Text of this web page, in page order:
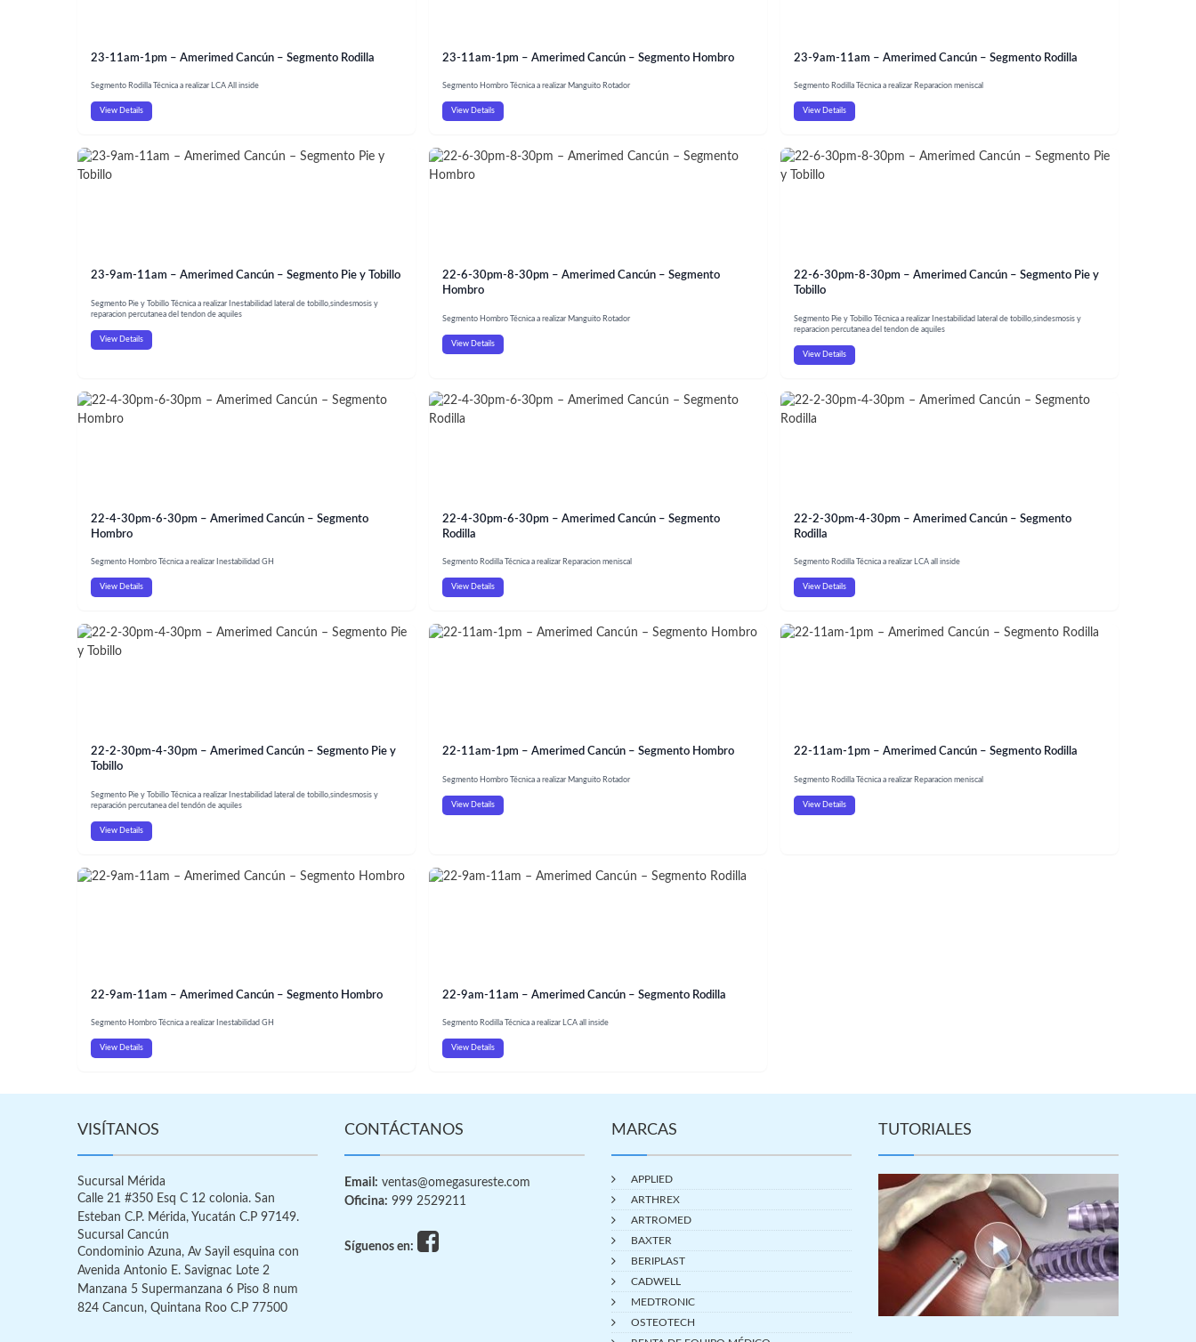
23-11am-1pm – Amerimed Cancún – Segmento Rodilla
Segmento Rodilla Técnica a realizar LCA All inside
View Details
23-11am-1pm – Amerimed Cancún – Segmento Hombro
Segmento Hombro Técnica a realizar Manguito Rotador
View Details
23-9am-11am – Amerimed Cancún – Segmento Rodilla
Segmento Rodilla Técnica a realizar Reparacion meniscal
View Details
23-9am-11am – Amerimed Cancún – Segmento Pie y Tobillo
Segmento Pie y Tobillo Técnica a realizar Inestabilidad lateral de tobillo,sindesmosis y
reparacion percutanea del tendon de aquiles
View Details
22-6-30pm-8-30pm – Amerimed Cancún – Segmento
Hombro
Segmento Hombro Técnica a realizar Manguito Rotador
View Details
22-6-30pm-8-30pm – Amerimed Cancún – Segmento Pie y
Tobillo
Segmento Pie y Tobillo Técnica a realizar Inestabilidad lateral de tobillo,sindesmosis y
reparacion percutanea del tendon de aquiles
View Details
22-4-30pm-6-30pm – Amerimed Cancún – Segmento
Hombro
Segmento Hombro Técnica a realizar Inestabilidad GH
View Details
22-4-30pm-6-30pm – Amerimed Cancún – Segmento
Rodilla
Segmento Rodilla Técnica a realizar Reparacion meniscal
View Details
22-2-30pm-4-30pm – Amerimed Cancún – Segmento
Rodilla
Segmento Rodilla Técnica a realizar LCA all inside
View Details
22-2-30pm-4-30pm – Amerimed Cancún – Segmento Pie y
Tobillo
Segmento Pie y Tobillo Técnica a realizar Inestabilidad lateral de tobillo,sindesmosis y
reparación percutanea del tendón de aquiles
View Details
22-11am-1pm – Amerimed Cancún – Segmento Hombro
Segmento Hombro Técnica a realizar Manguito Rotador
View Details
22-11am-1pm – Amerimed Cancún – Segmento Rodilla
Segmento Rodilla Técnica a realizar Reparacion meniscal
View Details
22-9am-11am – Amerimed Cancún – Segmento Hombro
Segmento Hombro Técnica a realizar Inestabilidad GH
View Details
22-9am-11am – Amerimed Cancún – Segmento Rodilla
Segmento Rodilla Técnica a realizar LCA all inside
View Details
VISÍTANOS
Sucursal Mérida
Calle 21 #350 Esq C 12 colonia. San
Esteban C.P. Mérida, Yucatán C.P 97149.
Sucursal Cancún
Condominio Azuna, Av Sayil esquina con
Avenida Antonio E. Savignac Lote 2
Manzana 5 Supermanzana 6 Piso 8 num
824 Cancun, Quintana Roo C.P 77500
CONTÁCTANOS
Email: ventas@omegasureste.com
Oficina: 999 2529211
Síguenos en:
MARCAS
APPLIED
ARTHREX
ARTROMED
BAXTER
BERIPLAST
CADWELL
MEDTRONIC
OSTEOTECH
TUTORIALES